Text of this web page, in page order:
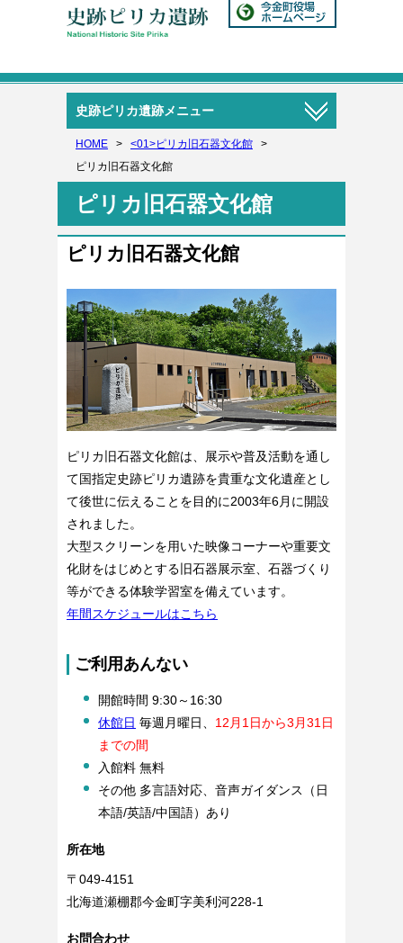
史跡ピリカ遺跡メニュー
HOME > <01>ピリカ旧石器文化館
>
ピリカ旧石器文化館
ピリカ旧石器文化館
ピリカ旧石器文化館
ピリカ旧石器文化館は、展示や普及活動を通し
て国指定史跡ピリカ遺跡を貴重な文化遺産とし
て後世に伝えることを目的に2003年6月に開設
されました。
大型スクリーンを用いた映像コーナーや重要文
化財をはじめとする旧石器展示室、石器づくり
等ができる体験学習室を備えています。
年間スケジュールはこちら
ご利用あんない
開館時間 9:30～16:30
休館日 毎週月曜日、 12月1日から3月31日
までの間
入館料 無料
その他 多言語対応、音声ガイダンス（日
本語/英語/中国語）あり
所在地
〒049-4151
北海道瀬棚郡今金町字美利河228-1
お問合わせ